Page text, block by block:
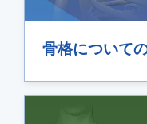
骨格について